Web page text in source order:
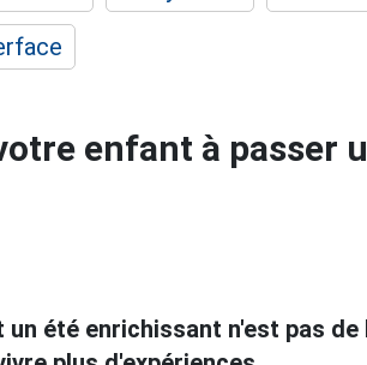
enfant à passer
été enrichissant n'est pas de